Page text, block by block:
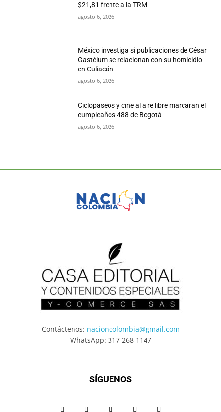
$21,81 frente a la TRM
agosto 6, 2026
México investiga si publicaciones de César
Gastélum se relacionan con su homicidio
en Culiacán
agosto 6, 2026
Ciclopaseos y cine al aire libre marcarán el
cumpleaños 488 de Bogotá
agosto 6, 2026
Contáctenos: nacioncolombia@gmail.com
WhatsApp: 317 268 1147
SÍGUENOS